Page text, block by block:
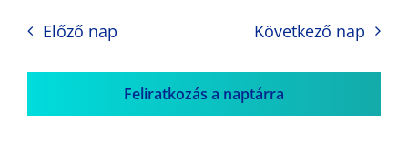
Előző nap Következő nap
Feliratkozás a naptárra